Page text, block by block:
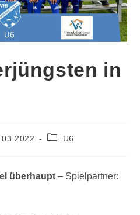
in
U6
überhaupt – Spielpartner: